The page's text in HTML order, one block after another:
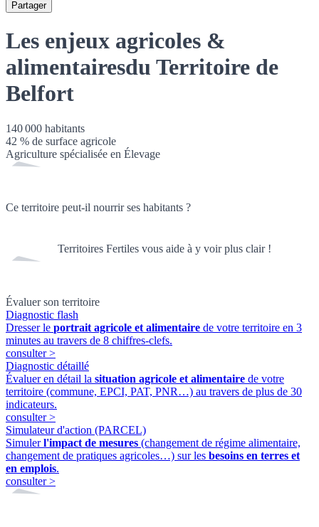
Partager
Les enjeux agricoles &
alimentairesdu Territoire de
Belfort
140 000 habitants
42 % de surface agricole
Agriculture spécialisée en Élevage
Ce territoire peut-il nourrir ses habitants ?
Territoires Fertiles vous aide à y voir plus clair !
Évaluer son territoire
Diagnostic flash
Dresser le portrait agricole et alimentaire de votre territoire en 3
minutes au travers de 8 chiffres-clefs.
consulter>
Diagnostic détaillé
Évaluer en détail la situation agricole et alimentaire de votre
territoire (commune, EPCI, PAT, PNR…) au travers de plus de 30
indicateurs.
consulter>
Simulateur d'action (PARCEL)
Simulerl'impact de mesures (changement de régime alimentaire,
changement de pratiques agricoles…) sur les besoins en terres et
en emplois.
consulter>